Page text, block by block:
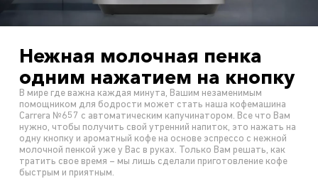
Нежная молочная пенка
одним нажатием на кнопку
В мире где важна каждая минута, Вашим незаменимым
помощником для бодрости может стать наша кофемашина
Carrera №657 с автоматическим капучинатором. Все что Вам
нужно, чтобы получить свой утренний напиток, это нажать на
одну кнопку и ароматный кофе на основе эспрессо с нежной
молочной пенкой уже у Вас в руках. Только Вам решать, как
тратить свое время – мы лишь сделали приготовление кофе
быстрым и приятным.